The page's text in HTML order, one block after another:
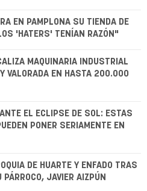
EN PAMPLONA SU TIENDA DE
'HATERS' TENÍAN RAZÓN"
MAQUINARIA INDUSTRIAL
Y VALORADA EN HASTA 200.000
EL ECLIPSE DE SOL: ESTAS
PONER SERIAMENTE EN
DE HUARTE Y ENFADO TRAS
JAVIER AIZPÚN